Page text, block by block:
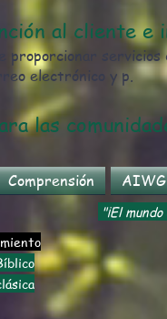
al cliente e
proporcionar servicios
electrónico y p.
las
Comprensión AIWG
"¡El